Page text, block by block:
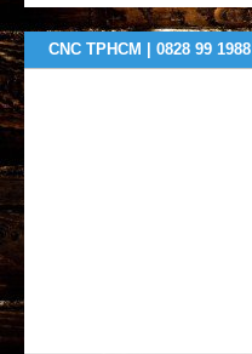
CNC TPHCM | 0828 99 1988